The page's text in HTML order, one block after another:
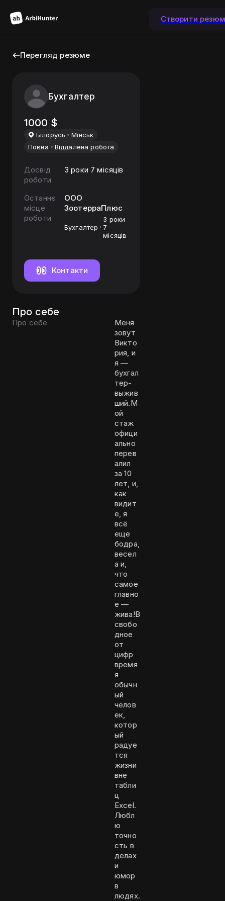
Створити
Перегляд резюме
Бухгалтер
1000 $
Бiлорусь
Мiнськ
Повна
Віддалена робота
Досвід
роботи
3 роки 7 місяців
Останнє
місце
роботи
ООО
ЗоотерраПлюс
Бухгалтер
3 роки
7
місяців
Контакти
Про себе
Про себе
Меня
зовут
Викто
рия, и
я —
бухгал
тер-
выжив
ший.М
ой
стаж
офици
ально
перев
алил
за 10
лет, и,
как
видит
е, я
всё
еще
бодра,
весел
а и,
что
самое
главно
е —
жива!В
свобо
дное
от
цифр
время
я
обычн
ый
челов
ек,
котор
ый
радуе
тся
жизни
вне
табли
ц
Excel.
Любл
ю
точно
сть в
делах
и
юмор
в
людях.